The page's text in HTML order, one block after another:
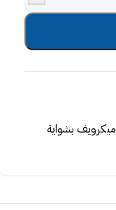
ميكرويف بشواية